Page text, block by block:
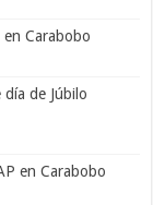
Carabobo
de Júbilo
en Carabobo